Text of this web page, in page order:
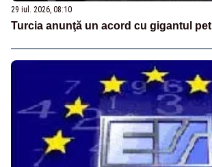
29 iul. 2026, 08:10
Turcia anunţă un acord cu gigantul